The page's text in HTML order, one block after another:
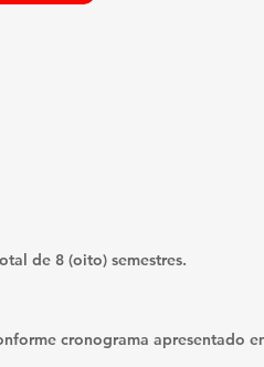
de 8 (oito) semestres.
cronograma apresentado